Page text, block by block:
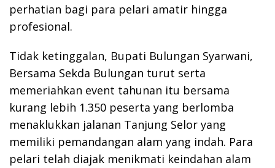
perhatian bagi para pelari amatir hingga
profesional.
Tidak ketinggalan, Bupati Bulungan Syarwani,
Bersama Sekda Bulungan turut serta
memeriahkan event tahunan itu bersama
kurang lebih 1.350 peserta yang berlomba
menaklukkan jalanan Tanjung Selor yang
memiliki pemandangan alam yang indah. Para
pelari telah diajak menikmati keindahan alam